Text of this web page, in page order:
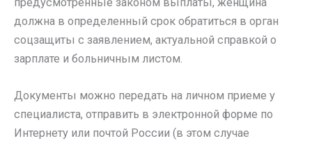
должна в определенный срок обратиться в орган
соцзащиты с заявлением, актуальной справкой о
зарплате и больничным листом.
Документы можно передать на личном приеме у
специалиста, отправить в электронной форме по
Интернету или почтой России (в этом случае